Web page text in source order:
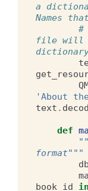
a
Names
#
file will
'About
text .
def
format"""
db
book_id
in